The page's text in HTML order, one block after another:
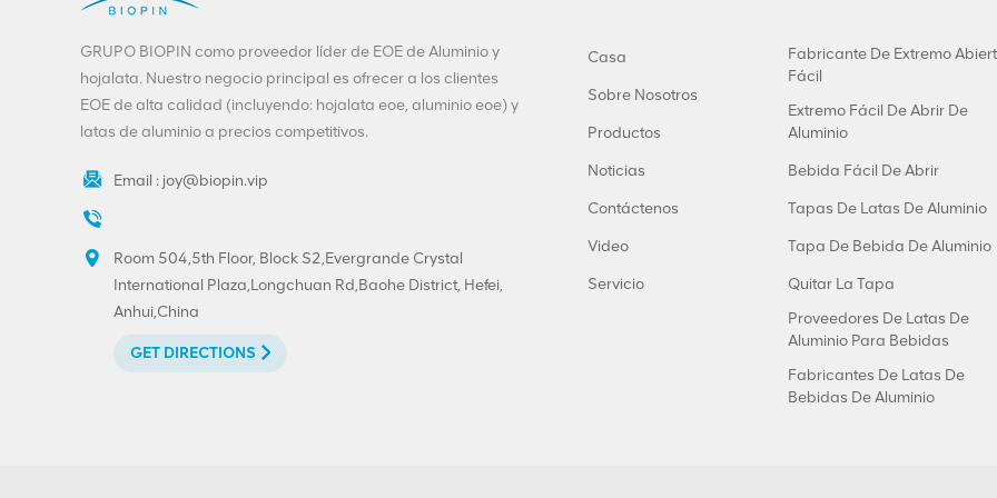
de aluminio
401#99mm
VIEW DETAILS
extremos de bebidas-
cerveza de jugo
de hojalata y aluminio
de 300 # 73 mm con
impresión
personalizada
VIEW DETAILS
GRUPO BIOPIN como proveedor líder de EOE de Aluminio y
hojalata. Nuestro negocio principal es ofrecer a los clientes
EOE de alta calidad (incluyendo: hojalata eoe, aluminio eoe) y
latas de aluminio a precios competitivos.
Email : joy@biopin.vip
Room 504,5th Floor, Block S2,Evergrande Crystal
International Plaza,Longchuan Rd,Baohe District, Hefei,
Anhui,China
GET DIRECTIONS
Casa
Sobre Nosotros
Productos
Noticias
Contáctenos
Video
Servicio
Fabricante De Extremo
Fácil
Extremo Fácil De Abrir De
Aluminio
Bebida Fácil De Abrir
Tapas De Latas De Aluminio
Tapa De Bebida De Aluminio
Quitar La Tapa
Proveedores De Latas De
Aluminio Para Bebidas
Fabricantes De Latas De
Bebidas De Aluminio